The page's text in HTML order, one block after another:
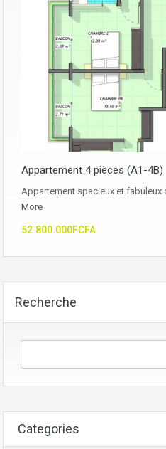
Appartement 4 pièces (A1-4B)
Appartement spacieux et fabuleux
More
52.800.000FCFA
Recherche
Categories